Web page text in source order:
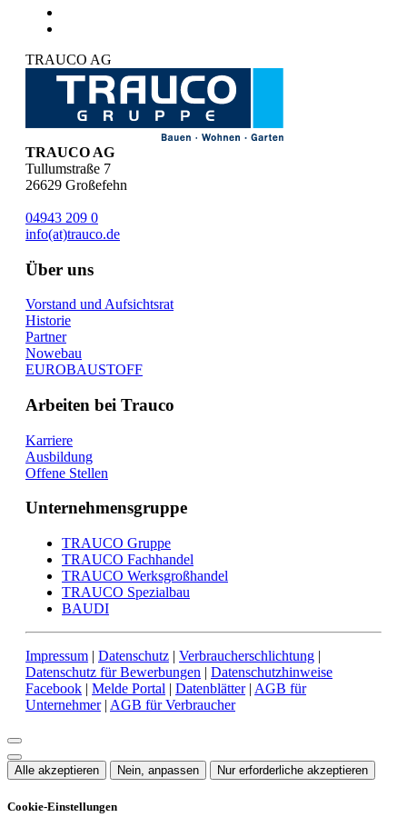
TRAUCO AG
TRAUCO AG
Tullumstraße 7
26629 Großefehn
04943 209 0
info(at)trauco.de
Über uns
Vorstand und Aufsichtsrat
Historie
Partner
Nowebau
EUROBAUSTOFF
Arbeiten bei Trauco
Karriere
Ausbildung
Offene Stellen
Unternehmensgruppe
TRAUCO Gruppe
TRAUCO Fachhandel
TRAUCO Werksgroßhandel
TRAUCO Spezialbau
BAUDI
Impressum | Datenschutz | Verbraucherschlichtung |
Datenschutz für Bewerbungen | Datenschutzhinweise
Facebook | Melde Portal | Datenblätter| AGB für
Unternehmer| AGB für Verbraucher
Alle akzeptieren Nein, anpassen Nur erforderliche akzeptieren
Cookie-Einstellungen